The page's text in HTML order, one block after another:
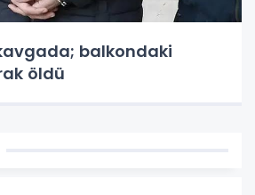
balkondaki
öldü